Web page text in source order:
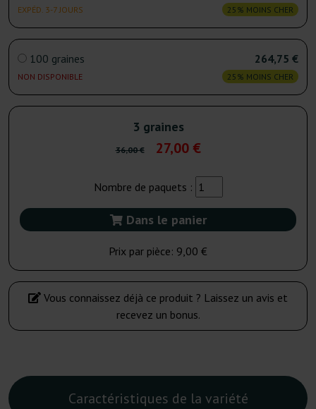
EXPÉD. 3-7 JOURS 25% MOINS CHER
100 graines
NON DISPONIBLE
264,75 €
25% MOINS CHER
3 graines
36,00 € 27,00 €
Nombre de paquets :
Dans le panier
Prix par pièce: 9,00 €
Vous connaissez déjà ce produit ? Laissez un avis et
recevez un bonus.
Caractéristiques de la variété